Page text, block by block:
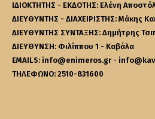
ΙΔΙΟΚΤΗΤΗΣ - ΕΚΔΟΤΗΣ: Ελένη
ΔΙΕΥΘΥΝΤΗΣ - ΔΙΑΧΕΙΡΙΣΤΗΣ: Μάκης
ΔΙΕΥΘΥΝΤΗΣ ΣΥΝΤΑΞΗΣ: Δημήτρης
ΔΙΕΥΘΥΝΣΗ: Φιλίππου 1 - Καβάλα
EMAILS: info@enimeros.gr -
ΤΗΛΕΦΩΝΟ: 2510-831600